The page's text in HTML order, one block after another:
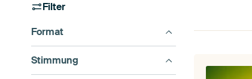
Filter
Format
Stimmung